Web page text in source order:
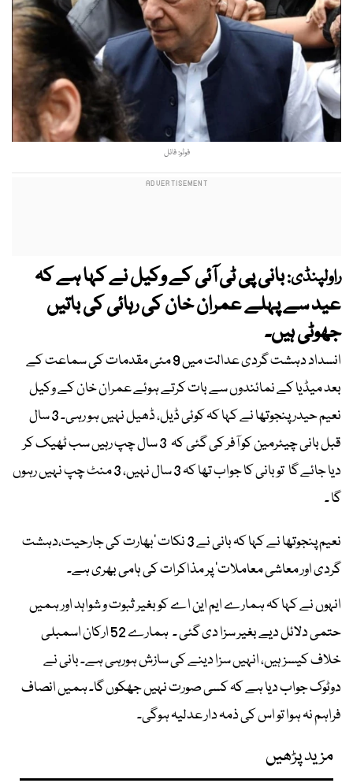
فوٹو: فائل
راولپنڈی:بانی پی ٹی آئی کے وکیل نے کہا ہے کہ
عید سے پہلے عمران خان کی رہائی کی باتیں
جھوٹی ہیں۔
انسداد دہشت گردی عدالت میں 9 مئی مقدمات کی سماعت کے
بعد میڈیا کے نمائندوں سے بات کرتے ہوئے عمران خان کے وکیل
نعیم حیدر پنجوتھا نے کہا کہ کوئی ڈیل، ڈھیل نہیں ہو رہی۔ 3 سال
قبل بانی چیئرمین کو آفر کی گئی کہ 3 سال چپ رہیں سب ٹھیک کر
دیا جائے گا تو بانی کا جواب تھا کہ 3 سال نہیں، 3 منٹ چپ نہیں رہوں
گا ۔
نعیم پنجوتھا نے کہا کہ بانی نے 3 نکات ’بھارت کی جارحیت،دہشت
گردی اور معاشی معاملات‘ پر مذاکرات کی ہامی بھری ہے۔
انہوں نے کہا کہ ہمارے ایم این اے کو بغیر ثبوت و شواہد اور ہمیں
حتمی دلائل دیے بغیر سزا دی گئی ۔ ہمارے 52 ارکان اسمبلی
خلاف کیسز ہیں، انہیں سزا دینے کی سازش ہورہی ہے۔ بانی نے
دوٹوک جواب دیا ہے کہ کسی صورت نہیں جھکوں گا۔ ہمیں انصاف
فراہم نہ ہوا تو اس کی ذمہ دار عدلیہ ہوگی۔
مزید پڑھیں